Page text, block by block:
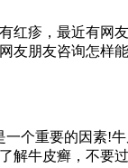
疹，最近有网
友朋友咨询怎样
个重要的因素!牛
解牛皮癣，不要